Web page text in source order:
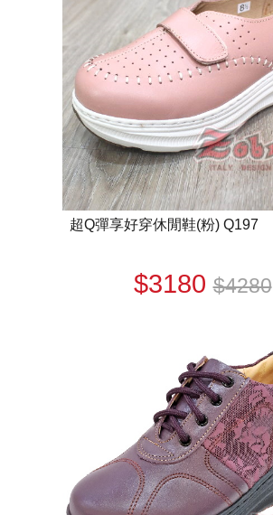
超Q彈享好穿休閒鞋(粉) Q197
$3180$4280